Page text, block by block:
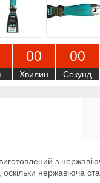
00
Хвилин
00
Секунд
виготовлений з
оскільки нержавіюча